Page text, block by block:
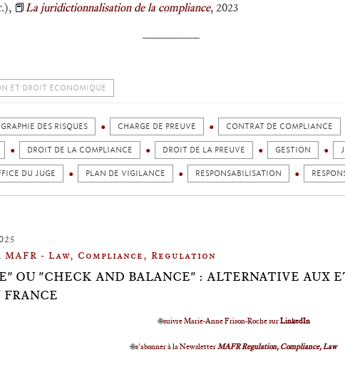
📕La juridictionnalisation de la compliance, 2023
ET DROIT ÉCONOMIQUE
DES RISQUES CHARGE DE PREUVE CONTRAT DE COMPLIANCE
DROIT DE LA COMPLIANCE DROIT DE LA PREUVE GESTION
DU JUGE PLAN DE VIGILANCE RESPONSABILISATION
- Law, Compliance, Regulation
OU "CHECK AND BALANCE" : ALTERNATIVE AUX
🌐suivre Marie-Anne Frison-Roche surLinkedIn
🌐s'abonner à la NewsletterMAFR Regulation, Compliance, Law